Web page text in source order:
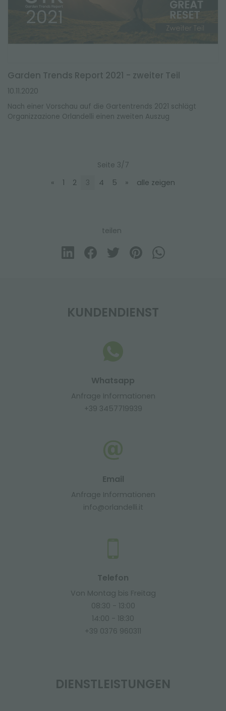
Garden Trends Report 2021 - zweiter Teil
10.11.2020
Nach einer Vorschau auf die Gartentrends 2021 schlägt
Organizzazione Orlandelli einen zweiten Auszug
Seite 3/7
«
1 2 3 4 5 » alle zeigen
teilen
KUNDENDIENST
Whatsapp
Anfrage Informationen
+39 3457719939
Email
Anfrage Informationen
info@orlandelli.it
Telefon
Von Montag bis Freitag
08:30 - 13:00
14:00 - 18:30
+39 0376 960311
DIENSTLEISTUNGEN